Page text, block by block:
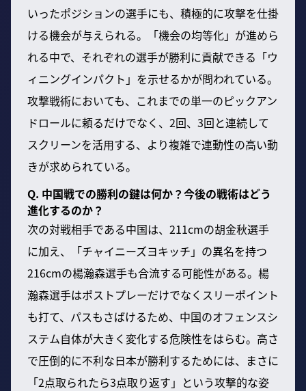
いったポジションの選手にも、積極的に攻撃を仕掛
ける機会が与えられる。「機会の均等化」が進めら
れる中で、それぞれの選手が勝利に貢献できる「ウ
ィニングインパクト」を示せるかが問われている。
攻撃戦術においても、これまでの単一のピックアン
ドロールに頼るだけでなく、2回、3回と連続して
スクリーンを活用する、より複雑で連動性の高い動
きが求められている。
Q. 中国戦での勝利の鍵は何か？今後の戦術はどう
進化するのか？
次の対戦相手である中国は、211cmの胡金秋選手
に加え、「チャイニーズヨキッチ」の異名を持つ
216cmの楊瀚森選手も合流する可能性がある。楊
瀚森選手はポストプレーだけでなくスリーポイント
も打て、パスもさばけるため、中国のオフェンスシ
ステム自体が大きく変化する危険性をはらむ。高さ
で圧倒的に不利な日本が勝利するためには、まさに
「2点取られたら3点取り返す」という攻撃的な姿